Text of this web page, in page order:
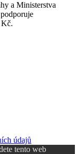
a Ministerstva
údajů
tento web